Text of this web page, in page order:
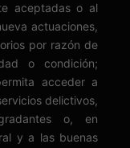
aceptadas o al
actuaciones,
por razón de
o condición;
acceder a
delictivos,
o, en
y a las buenas